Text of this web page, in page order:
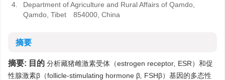
4.
Department of Agriculture and Rural Affairs of Qamdo,
Qamdo, Tibet 854000, China
摘要
摘要: 目的 分析藏猪雌激素受体（estrogen receptor ESR）和促
性腺激素β（follicle-stimulating hormone β FSHβ）基因的多态性